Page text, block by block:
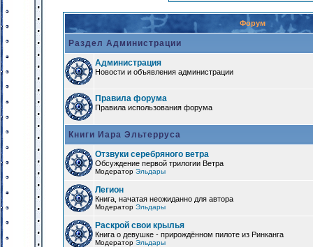
Форум
Раздел Администрации
Администрация
Новости и объявления администрации
Правила форума
Правила использования форума
Книги Иара Эльтерруса
Отзвуки серебряного ветра
Обсуждение первой трилогии Ветра
Модератор Эльдары
Легион
Книга, начатая неожиданно для автора
Модератор Эльдары
Раскрой свои крылья
Книга о девушке - прирождённом пилоте из Ринканга
Модератор Эльдары